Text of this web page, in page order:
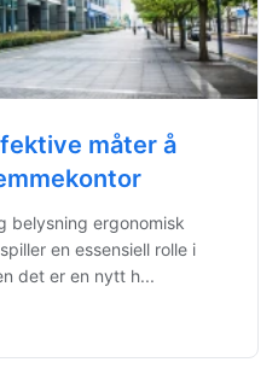
måter å
belysning ergonomisk
en essensiell rolle i
det er en nytt h...